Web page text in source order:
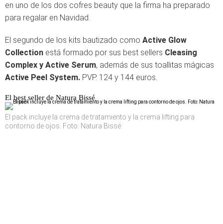
en uno de los dos cofres beauty que la firma ha preparado
para regalar en Navidad.
El segundo de los kits bautizado como Active Glow
Collection está formado por sus best sellers Cleasing
Complex y Active Serum, además de sus toallitas mágicas
Active Peel System. PVP. 124 y 144 euros.
El best seller de Natura Bissé
El pack incluye la crema de tratamiento y la crema lifting para
contorno de ojos. Foto: Natura Bissé